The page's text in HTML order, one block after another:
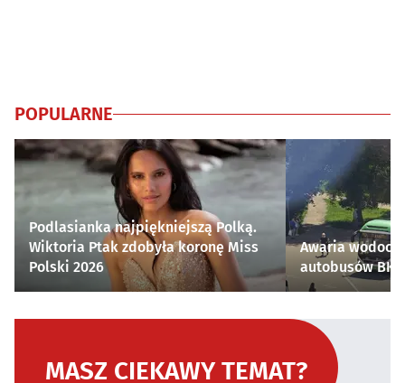
POPULARNE
Podlasianka najpiękniejszą Polką.
Wiktoria Ptak zdobyła koronę Miss
Polski 2026
Awaria
autobusów
MASZ CIEKAWY TEMAT?